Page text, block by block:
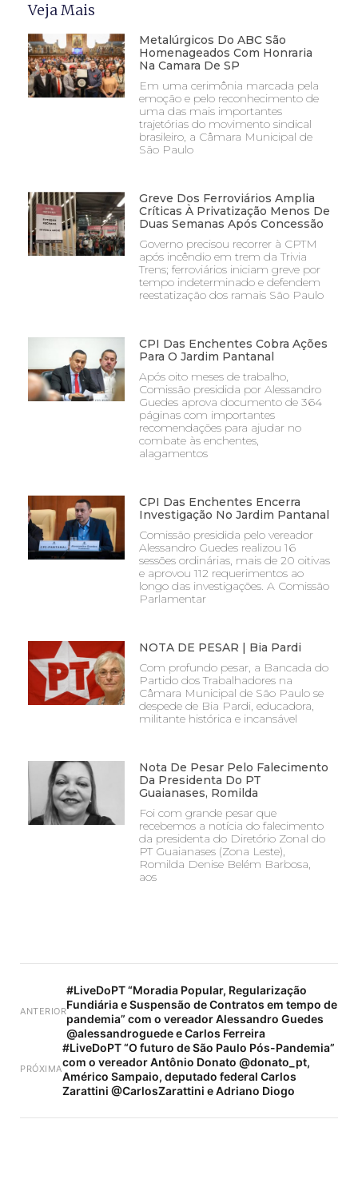
Veja Mais
Metalúrgicos Do ABC São
Homenageados Com Honraria
Na Camara De SP
Em uma cerimônia marcada pela
emoção e pelo reconhecimento de
uma das mais importantes
trajetórias do movimento sindical
brasileiro, a Câmara Municipal de
São Paulo
Greve Dos Ferroviários Amplia
Críticas À Privatização Menos De
Duas Semanas Após Concessão
Governo precisou recorrer à CPTM
após incêndio em trem da Trivia
Trens; ferroviários iniciam greve por
tempo indeterminado e defendem
reestatização dos ramais São Paulo
CPI Das Enchentes Cobra Ações
Para O Jardim Pantanal
Após oito meses de trabalho,
Comissão presidida por Alessandro
Guedes aprova documento de 364
páginas com importantes
recomendações para ajudar no
combate às enchentes,
alagamentos
CPI Das Enchentes Encerra
Investigação No Jardim Pantanal
Comissão presidida pelo vereador
Alessandro Guedes realizou 16
sessões ordinárias, mais de 20 oitivas
e aprovou 112 requerimentos ao
longo das investigações. A Comissão
Parlamentar
NOTA DE PESAR | Bia Pardi
Com profundo pesar, a Bancada do
Partido dos Trabalhadores na
Câmara Municipal de São Paulo se
despede de Bia Pardi, educadora,
militante histórica e incansável
Nota De Pesar Pelo Falecimento
Da Presidenta Do PT
Guaianases, Romilda
Foi com grande pesar que
recebemos a notícia do falecimento
da presidenta do Diretório Zonal do
PT Guaianases (Zona Leste),
Romilda Denise Belém Barbosa,
aos
ANTERIOR
#LiveDoPT “Moradia Popular, Regularização
Fundiária e Suspensão de Contratos em tempo de
pandemia” com o vereador Alessandro Guedes
@alessandroguede e Carlos Ferreira
PRÓXIMA
#LiveDoPT “O futuro de São Paulo Pós-Pandemia”
com o vereador Antônio Donato @donato_pt,
Américo Sampaio, deputado federal Carlos
Zarattini @CarlosZarattini e Adriano Diogo